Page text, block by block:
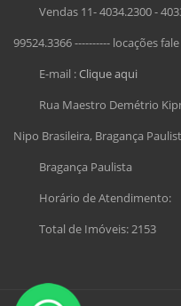
Vendas 11- 4034.2300 -
99524.3366 ---------- locações
E-mail :Clique aqui
Rua Maestro Demétrio
Nipo Brasileira, Bragança
Bragança Paulista
Horário de Atendimento:
Total de Imóveis: 2153